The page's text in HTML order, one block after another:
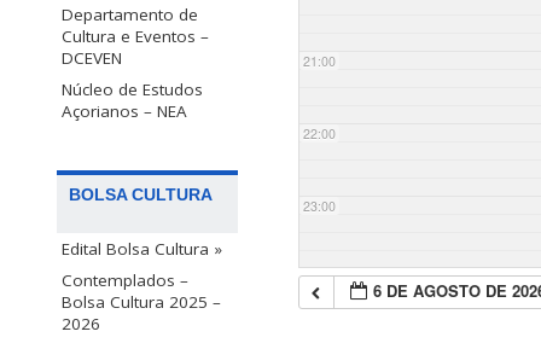
Departamento de
Cultura e Eventos –
DCEVEN
Núcleo de Estudos
Açorianos – NEA
BOLSA CULTURA
Edital Bolsa Cultura »
Contemplados –
Bolsa Cultura 2025 –
2026
21:00
22:00
23:00
6 DE AGOSTO DE